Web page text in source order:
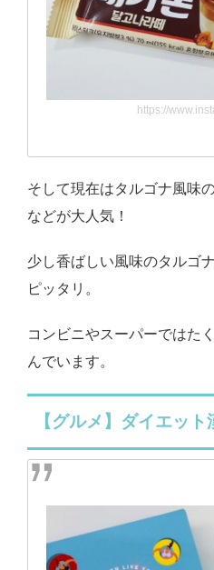
https://
そして現在はタルゴナ風味
などが大人気！
少し香ばしい風味のタルゴ
ピッタリ。
コンビニやスーパーではた
んでいます。
【グルメ】ダイエット